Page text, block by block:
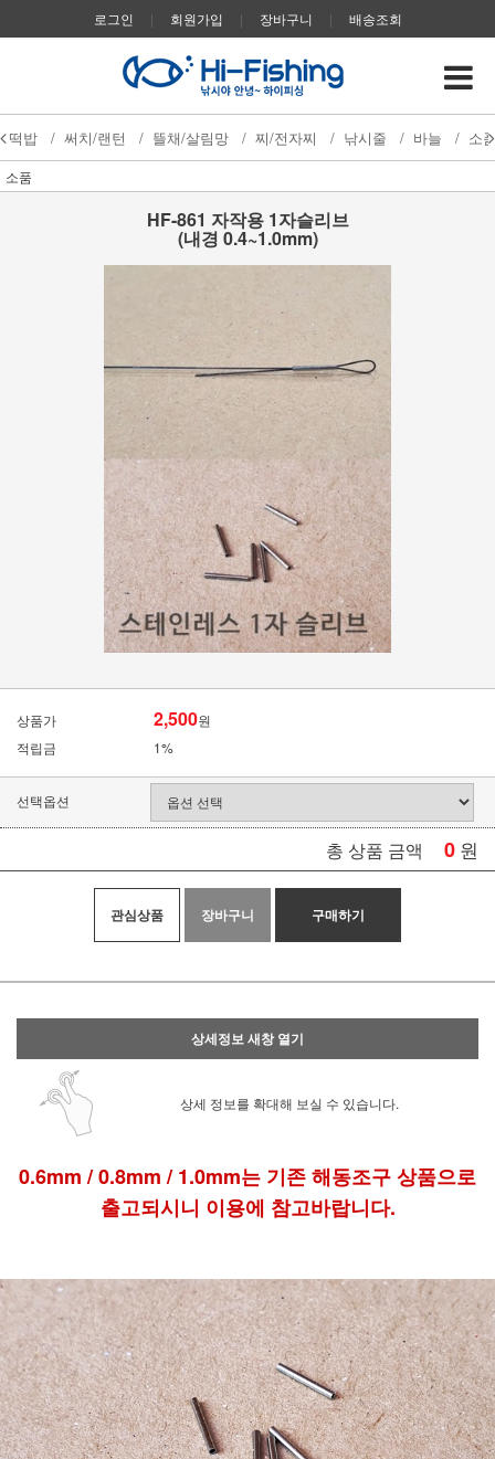
로그인 | 회원가입 | 장바구니 | 배송조회
떡밥 / 써치/랜턴 / 뜰채/살림망 / 찌/전자찌 / 낚시줄 / 바늘 / 소
소품
HF-861 자작용 1자슬리브
(내경 0.4~1.0mm)
상품가 2,500원
적립금
1%
선택옵션
총 상품 금액 0 원
관심상품 장바구니 구매하기
상세정보 새창 열기
상세 정보를 확대해 보실 수 있습니다.
0.6mm / 0.8mm / 1.0mm는 기존 해동조구 상품으로
출고되시니 이용에 참고바랍니다.